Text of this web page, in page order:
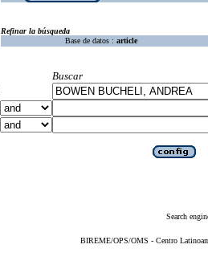
Refinar la búsqueda
Base de datos : article
Buscar
Search
BIREME/OPS/OMS - Centro